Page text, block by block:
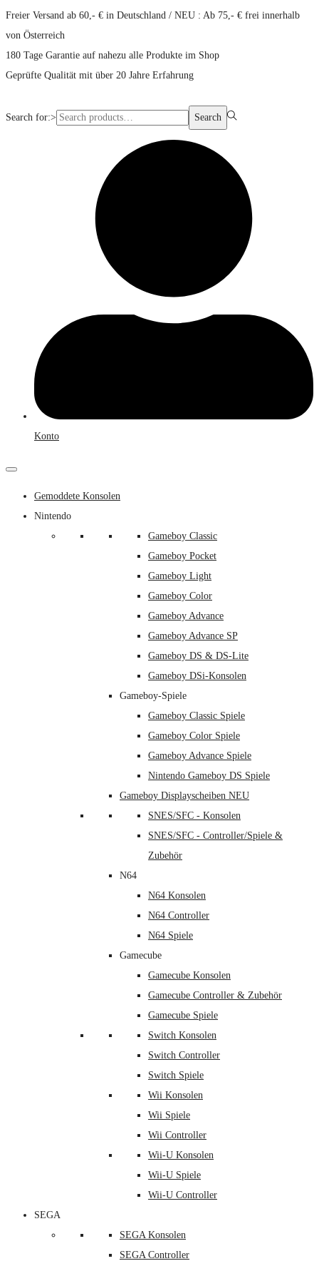
Freier Versand ab 60,- € in Deutschland / NEU : Ab 75,- € frei innerhalb
von Österreich
180 Tage Garantie auf nahezu alle Produkte im Shop
Geprüfte Qualität mit über 20 Jahre Erfahrung
Search for:> Search
Konto
Gemoddete Konsolen
Nintendo
Gameboy Classic
Gameboy Pocket
Gameboy Light
Gameboy Color
Gameboy Advance
Gameboy Advance SP
Gameboy DS & DS-Lite
Gameboy DSi-Konsolen
Gameboy-Spiele
Gameboy Classic Spiele
Gameboy Color Spiele
Gameboy Advance Spiele
Nintendo Gameboy DS Spiele
Gameboy Displayscheiben NEU
SNES/SFC - Konsolen
SNES/SFC - Controller/Spiele &
Zubehör
N64
N64 Konsolen
N64 Controller
N64 Spiele
Gamecube
Gamecube Konsolen
Gamecube Controller & Zubehör
Gamecube Spiele
Switch Konsolen
Switch Controller
Switch Spiele
Wii Konsolen
Wii Spiele
Wii Controller
Wii-U Konsolen
Wii-U Spiele
Wii-U Controller
SEGA
SEGA Konsolen
SEGA Controller